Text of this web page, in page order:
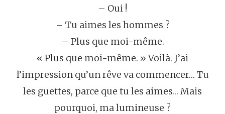
– Oui !
– Tu aimes les hommes ?
– Plus que moi-même.
« Plus que moi-même. » Voilà. J’ai
l’impression qu’un rêve va commencer… Tu
les guettes, parce que tu les aimes… Mais
pourquoi, ma lumineuse ?